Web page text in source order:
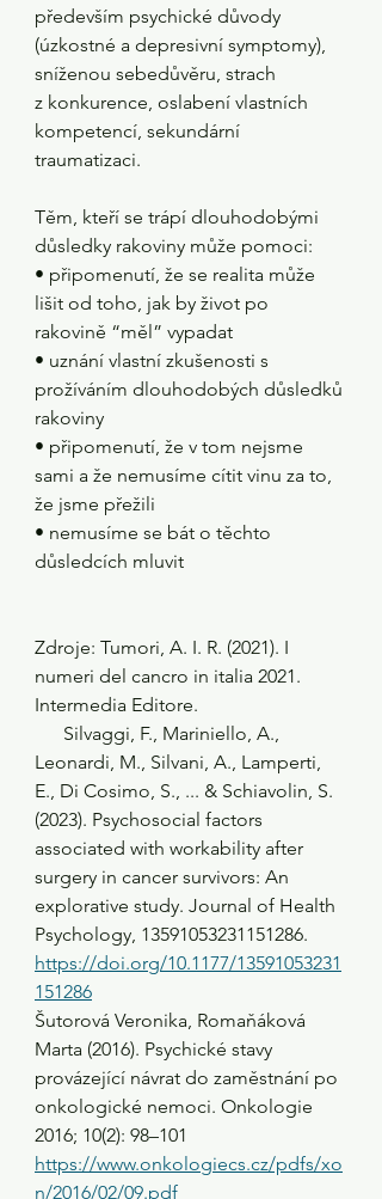
především psychické důvody
(úzkostné a depresivní symptomy),
sníženou sebedůvěru, strach
z konkurence, oslabení vlastních
kompetencí, sekundární
traumatizaci.
Těm, kteří se trápí dlouhodobými
důsledky rakoviny může pomoci:
• připomenutí, že se realita může
lišit od toho, jak by život po
rakovině “měl” vypadat
• uznání vlastní zkušenosti s
prožíváním dlouhodobých důsledků
rakoviny
• připomenutí, že v tom nejsme
sami a že nemusíme cítit vinu za to,
že jsme přežili
• nemusíme se bát o těchto
důsledcích mluvit
Zdroje: Tumori, A. I. R. (2021). I
numeri del cancro in italia 2021.
Intermedia Editore.
      Silvaggi, F., Mariniello, A.,
Leonardi, M., Silvani, A., Lamperti,
E., Di Cosimo, S., ... & Schiavolin, S.
(2023). Psychosocial factors
associated with workability after
surgery in cancer survivors: An
explorative study. Journal of Health
Psychology, 13591053231151286.
https://doi.org/10.1177/13591053231
151286
Šutorová Veronika, Romaňáková
Marta (2016). Psychické stavy
provázející návrat do zaměstnání po
onkologické nemoci. Onkologie
2016; 10(2): 98–101
https://www.onkologiecs.cz/pdfs/xo
n/2016/02/09.pdf